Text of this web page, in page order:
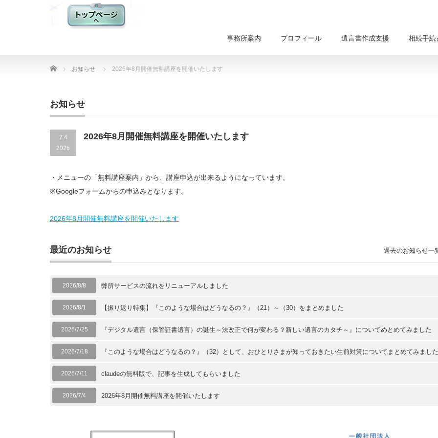
事務所案内 プロフィール 遺言書作成支援 相続手続
Home お知らせ 2026年8月開催無料講座を開催いたします
お知らせ
7.4
2026
2026年8月開催無料講座を開催いたします
・メニューの「無料講座案内」から、講座申込が出来るようになっています。
※Googleフォームからの申込みとなります。
2026年8月開催無料講座を開催いたします
最近のお知らせ
2026/8/8 弊所サービスの流れをリニューアルしました
2026/8/1 【振り返り特集】『このような場合はどうなるの？』（21）～（30）をまとめました
2026/7/25 『デジタル遺言（保管証書遺言）の誕生～法改正で何が変わる？新しい遺言のカタチ～』についてめとめてみました
2026/7/18 『このような場合はどうなるの？』（32）として、おひとりさまが知っておきたい生前対策についてまとめてみました
2026/7/11 claudeの無料版で、記事を生成してもらいました
2026/7/4 2026年8月開催無料講座を開催いたします
過去のお知らせ一